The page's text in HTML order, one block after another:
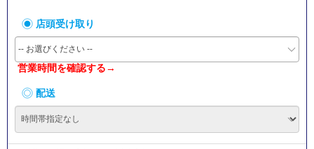
店頭受け取り
-- お選びください --
営業時間を確認する→
配送